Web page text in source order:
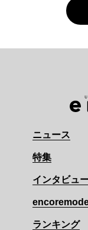
ニュース
特集
インタビュ
ランキング